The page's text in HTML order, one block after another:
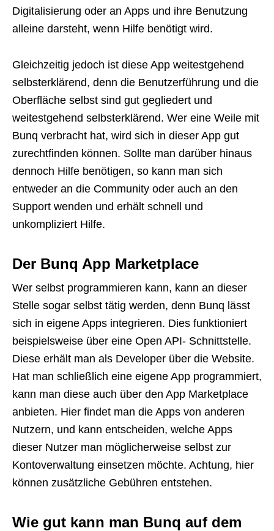
Digitalisierung oder an Apps und ihre Benutzung
alleine darsteht, wenn Hilfe benötigt wird.
Gleichzeitig jedoch ist diese App weitestgehend
selbsterklärend, denn die Benutzerführung und die
Oberfläche selbst sind gut gegliedert und
weitestgehend selbsterklärend. Wer eine Weile mit
Bunq verbracht hat, wird sich in dieser App gut
zurechtfinden können. Sollte man darüber hinaus
dennoch Hilfe benötigen, so kann man sich
entweder an die Community oder auch an den
Support wenden und erhält schnell und
unkompliziert Hilfe.
Der Bunq App Marketplace
Wer selbst programmieren kann, kann an dieser
Stelle sogar selbst tätig werden, denn Bunq lässt
sich in eigene Apps integrieren. Dies funktioniert
beispielsweise über eine Open API- Schnittstelle.
Diese erhält man als Developer über die Website.
Hat man schließlich eine eigene App programmiert,
kann man diese auch über den App Marketplace
anbieten. Hier findet man die Apps von anderen
Nutzern, und kann entscheiden, welche Apps
dieser Nutzer man möglicherweise selbst zur
Kontoverwaltung einsetzen möchte. Achtung, hier
können zusätzliche Gebühren entstehen.
Wie gut kann man Bunq auf dem